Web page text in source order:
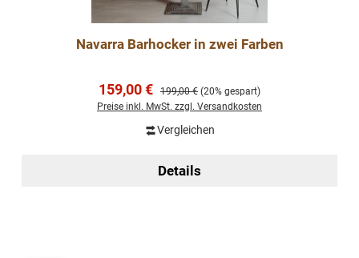
Navarra Barhocker in zwei Farben
Verkaufspreis:
159,00 € Regulärer Preis:
199,00 € (20% gespart)
Preise inkl. MwSt. zzgl. Versandkosten
Vergleichen
Details